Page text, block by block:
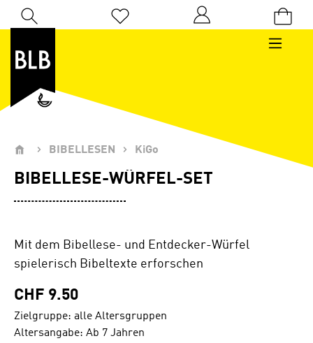
Zum Hauptinhalt springen
Du hast 0 Produkte auf dem Merkzettel
BIBELLESEN KiGo
BIBELLESE-WÜRFEL-SET
Mit dem Bibellese- und Entdecker-Würfel
spielerisch Bibeltexte erforschen
CHF 9.50
Zielgruppe: alle Altersgruppen
Altersangabe: Ab 7 Jahren